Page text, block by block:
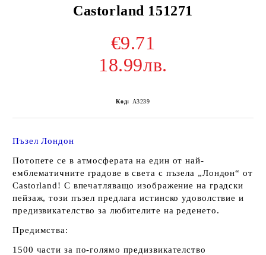
Castorland 151271
€9.71
18.99лв.
Код: A3239
Пъзел Лондон
Потопете се в атмосферата на един от най-
емблематичните градове в света с пъзела „Лондон“ от
Castorland! С впечатляващо изображение на градски
пейзаж, този пъзел предлага истинско удоволствие и
предизвикателство за любителите на реденето.
Предимства:
1500 части за по-голямо предизвикателство